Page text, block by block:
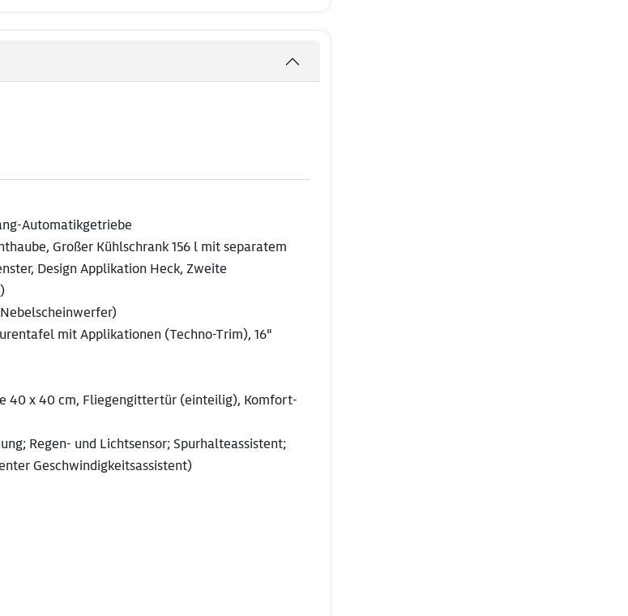
Automatikgetriebe
Großer Kühlschrank 156 l mit separatem
Design Applikation Heck, Zweite
mit Applikationen (Techno-Trim), 16"
40 x 40 cm, Fliegengittertür (einteilig), Komfort-
Regen- und Lichtsensor; Spurhalteassistent;
Geschwindigkeitsassistent)